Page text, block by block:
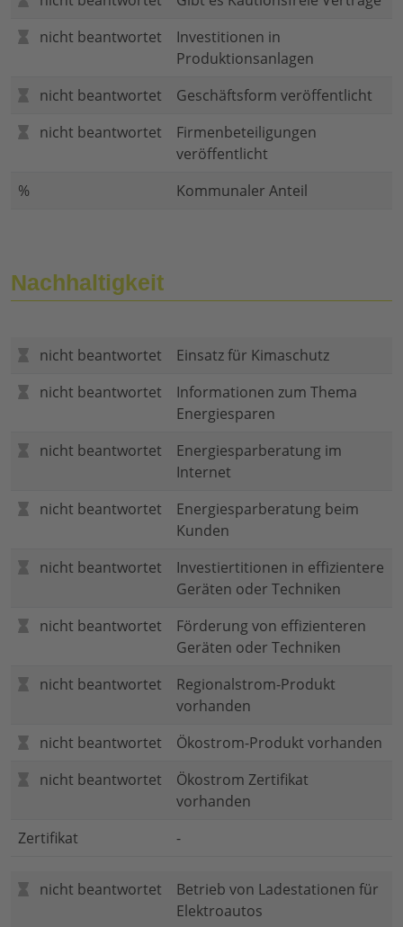
nicht beantwortet
Investitionen in
Produktionsanlagen
nicht beantwortet
Geschäftsform veröffentlicht
nicht beantwortet
Firmenbeteiligungen
veröffentlicht
%
Kommunaler Anteil
Nachhaltigkeit
nicht beantwortet
Einsatz für Kimaschutz
nicht beantwortet
Informationen zum Thema
Energiesparen
nicht beantwortet
Energiesparberatung im
Internet
nicht beantwortet
Energiesparberatung beim
Kunden
nicht beantwortet
Investiertitionen in effizientere
Geräten oder Techniken
nicht beantwortet
Förderung von effizienteren
Geräten oder Techniken
nicht beantwortet
Regionalstrom-Produkt
vorhanden
nicht beantwortet
Ökostrom-Produkt vorhanden
nicht beantwortet
Ökostrom Zertifikat
vorhanden
Zertifikat
-
nicht beantwortet
Betrieb von Ladestationen für
Elektroautos